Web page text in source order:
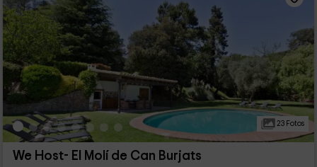
23 Fotos
We Host- El Molí de Can Burjats